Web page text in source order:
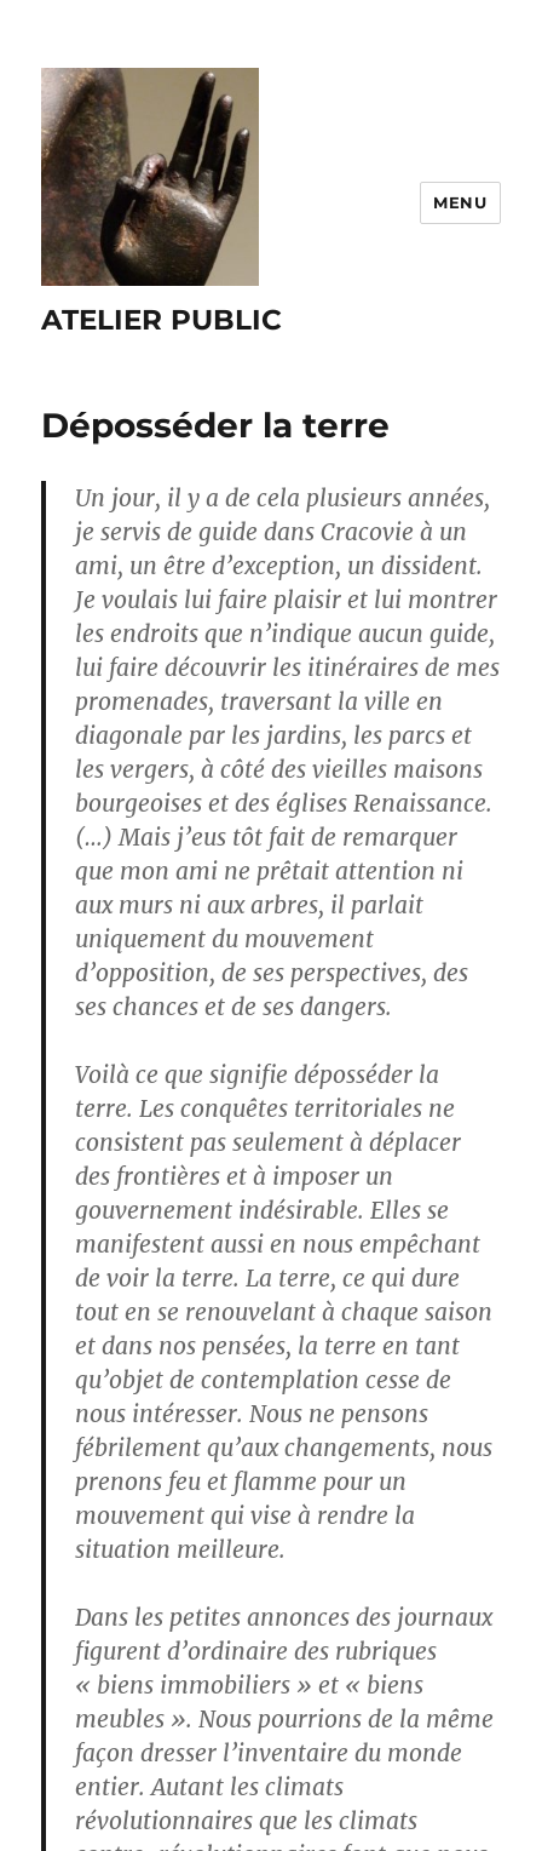
ATELIER PUBLIC
MENU
Déposséder la terre
Un jour, il y a de cela plusieurs années,
je servis de guide dans Cracovie à un
ami, un être d’exception, un dissident.
Je voulais lui faire plaisir et lui montrer
les endroits que n’indique aucun guide,
lui faire découvrir les itinéraires de mes
promenades, traversant la ville en
diagonale par les jardins, les parcs et
les vergers, à côté des vieilles maisons
bourgeoises et des églises Renaissance.
(…) Mais j’eus tôt fait de remarquer
que mon ami ne prêtait attention ni
aux murs ni aux arbres, il parlait
uniquement du mouvement
d’opposition, de ses perspectives, des
ses chances et de ses dangers.
Voilà ce que signifie déposséder la
terre. Les conquêtes territoriales ne
consistent pas seulement à déplacer
des frontières et à imposer un
gouvernement indésirable. Elles se
manifestent aussi en nous empêchant
de voir la terre. La terre, ce qui dure
tout en se renouvelant à chaque saison
et dans nos pensées, la terre en tant
qu’objet de contemplation cesse de
nous intéresser. Nous ne pensons
fébrilement qu’aux changements, nous
prenons feu et flamme pour un
mouvement qui vise à rendre la
situation meilleure.
Dans les petites annonces des journaux
figurent d’ordinaire des rubriques
« biens immobiliers » et « biens
meubles ». Nous pourrions de la même
façon dresser l’inventaire du monde
entier. Autant les climats
révolutionnaires que les climats